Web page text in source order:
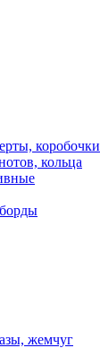
коробочки
кольца
жемчуг